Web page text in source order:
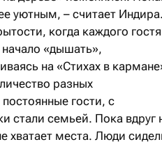
уютным, – считает
когда каждого гостя
«дышать»,
на «Стихах в
разных
гости, с
стали семьей. Пока вдруг
хватает места. Люди